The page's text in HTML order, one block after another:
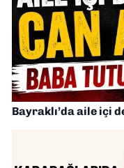
Bayraklı’da aile içi